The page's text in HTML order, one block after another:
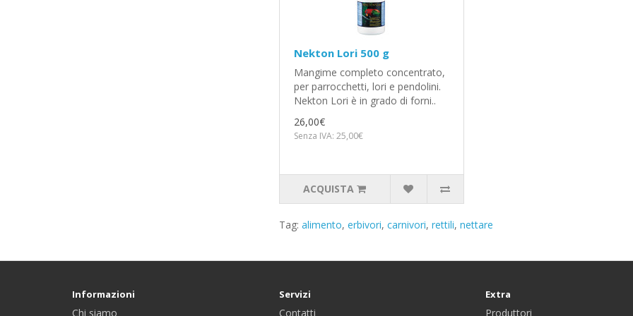
Nekton Lori 500 g
Mangime completo concentrato,
per parrocchetti, lori e pendolini.
Nekton Lori è in grado di forni..
26,00€
Senza IVA: 25,00€
ACQUISTA
Tag: alimento, erbivori, carnivori, rettili, nettare
Informazioni
Chi siamo
Servizi
Contatti
Extra
Produttori